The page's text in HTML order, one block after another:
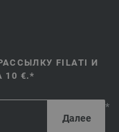
FILATI И
10 €.*
*